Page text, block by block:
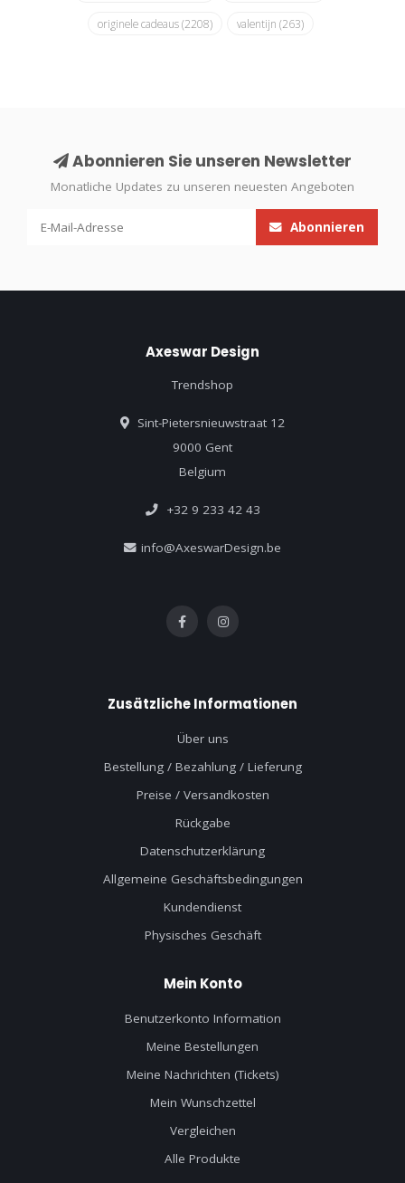
originele cadeaus(2208) valentijn (263)
Abonnieren Sie unseren Newsletter
Monatliche Updates zu unseren neuesten Angeboten
Abonnieren
Axeswar Design
Trendshop
Sint-Pietersnieuwstraat 12
9000 Gent
Belgium
+32 9 233 42 43
info@AxeswarDesign.be
Zusätzliche Informationen
Über uns
Bestellung / Bezahlung / Lieferung
Preise / Versandkosten
Rückgabe
Datenschutzerklärung
Allgemeine Geschäftsbedingungen
Kundendienst
Physisches Geschäft
Mein Konto
Benutzerkonto Information
Meine Bestellungen
Meine Nachrichten (Tickets)
Mein Wunschzettel
Vergleichen
Alle Produkte